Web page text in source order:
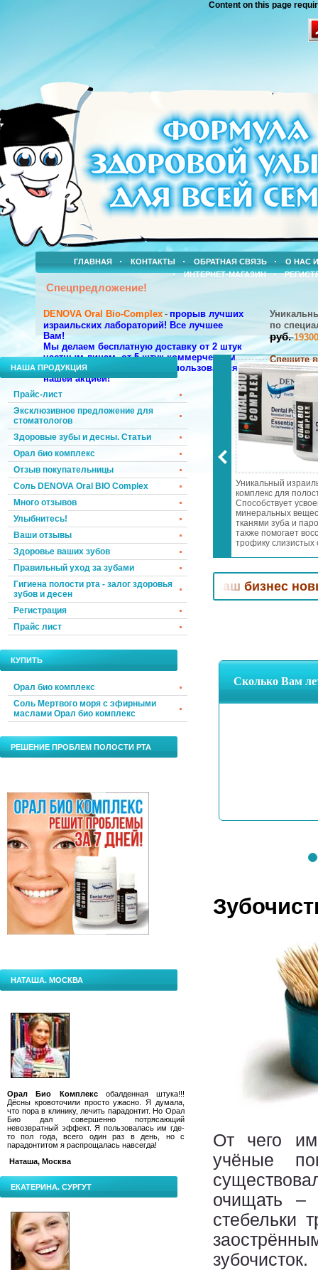
Content on this page
ГЛАВНАЯ КОНТАКТЫ ОБРАТНАЯ СВЯЗЬ
О НАС
ИНТЕРНЕТ-МАГАЗИН
Спецпредложение!
DENOVA Oral Bio-Complex- прорыв лучших
израильских лабораторий! Все лучшее
Вам!
Мы делаем бесплатную доставку от 2 штук
частным лицам, от 5 штук коммерческим
компаниям. Торопитесь воспользоваться
нашей акцией!
по
руб.19300
Спешите
нашим
НАША ПРОДУКЦИЯ
Прайс-лист
Эксклюзивное предложение для
стоматологов
Здоровые зубы и десны. Статьи
Орал био комплекс
Отзыв покупательницы
Соль DENOVA Oral BIO Complex
Много отзывов
Улыбнитесь!
Ваши отзывы
Здоровье ваших зубов
Правильный уход за зубами
Гигиена полости рта - залог здоровья
зубов и десен
Регистрация
Прайс лист
КУПИТЬ
Орал био комплекс
Соль Мертвого моря с эфирными
маслами Орал био комплекс
РЕШЕНИЕ ПРОБЛЕМ ПОЛОСТИ РТА
НАТАША. МОСКВА
Орал Био Комплексобалденная штука!!!
Дёсны кровоточили просто ужасно. Я думала,
что пора в клинику, лечить парадонтит. Но Орал
Био дал совершенно потрясающий
невозвратный эффект. Я пользовалась им где-
то пол года, всего один раз в день, но с
парадонтитом я распрощалась навсегда!
Наташа, Москва
ЕКАТЕРИНА. СУРГУТ
изо рта
Осветление и
эмали! Лечение
и пародонтита!
в
всего за
Эксклюзивное предложение
для стоматологов!
Специальные цены и подарки!
Мы возвращаем к Вам
клиентов, которые уже хотели
уйти к Вашим конкурентам.
Уникальный
комплекс для
Способствует
минеральных
тканями зуба и
также помогает
трофику слизистых
чувствительность
дёсен.
Привлечемв Ваш бизнес новых
От чего
учёные
очищать –
стебельки
зубочисток.